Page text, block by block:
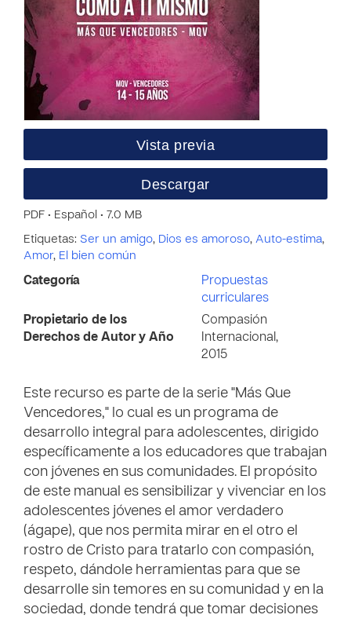
Vista previa
Descargar
PDF • Español • 7.0 MB
Etiquetas: Ser un amigo, Dios es amoroso, Auto-estima,
Amor, El bien común
Categoría
Propuestas
curriculares
Propietario de los
Derechos de Autor y Año
Compasión
Internacional,
2015
Este recurso es parte de la serie "Más Que
Vencedores," lo cual es un programa de
desarrollo integral para adolescentes, dirigido
específicamente a los educadores que trabajan
con jóvenes en sus comunidades. El propósito
de este manual es sensibilizar y vivenciar en los
adolescentes jóvenes el amor verdadero
(ágape), que nos permita mirar en el otro el
rostro de Cristo para tratarlo con compasión,
respeto, dándole herramientas para que se
desarrolle sin temores en su comunidad y en la
sociedad, donde tendrá que tomar decisiones